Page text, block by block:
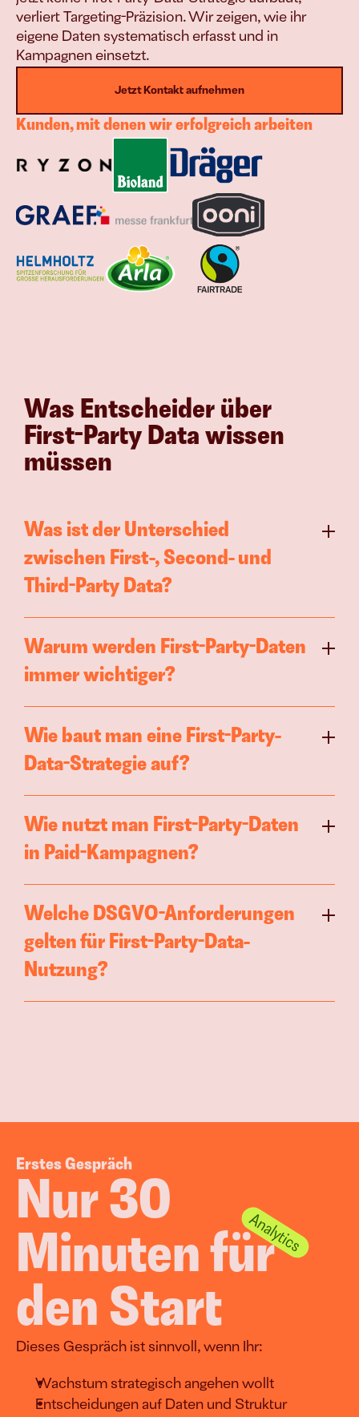
verliert Targeting-Präzision. Wir zeigen, wie ihr
eigene Daten systematisch erfasst und in
Kampagnen einsetzt.
Jetzt Kontakt aufnehmen
Kunden, mit denen wir erfolgreich arbeiten
Was Entscheider über
First-Party Data wissen
müssen
Was ist der Unterschied
zwischen First-, Second- und
Third-Party Data?
Warum werden First-Party-Daten
immer wichtiger?
Wie baut man eine First-Party-
Data-Strategie auf?
Wie nutzt man First-Party-Daten
in Paid-Kampagnen?
Welche DSGVO-Anforderungen
gelten für First-Party-Data-
Nutzung?
Erstes Gespräch
Nur 30
Minuten für
den Start
Dieses Gespräch ist sinnvoll, wenn Ihr:
Wachstum strategisch angehen wollt
Entscheidungen auf Daten und Struktur